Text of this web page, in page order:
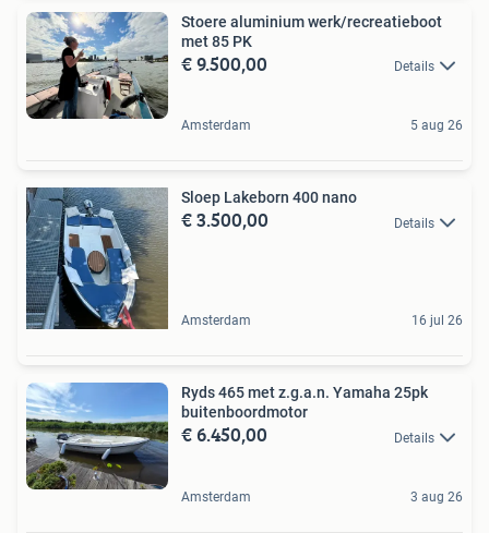
Stoere aluminium werk/recreatieboot
met 85 PK
€ 9.500,00 Details
Amsterdam 5 aug 26
Sloep Lakeborn 400 nano
€ 3.500,00 Details
Amsterdam 16 jul 26
Ryds 465 met z.g.a.n. Yamaha 25pk
buitenboordmotor
€ 6.450,00 Details
Amsterdam 3 aug 26